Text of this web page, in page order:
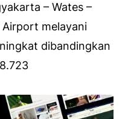
– Wates –
melayani
dibandingkan